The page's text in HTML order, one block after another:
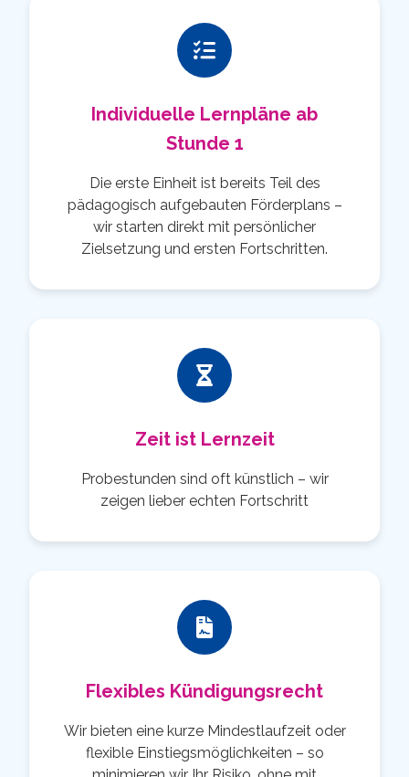
Individuelle Lernpläne ab
Stunde 1
Die erste Einheit ist bereits Teil des
pädagogisch aufgebauten Förderplans –
wir starten direkt mit persönlicher
Zielsetzung und ersten Fortschritten.
Zeit ist Lernzeit
Probestunden sind oft künstlich – wir
zeigen lieber echten Fortschritt
Flexibles Kündigungsrecht
Wir bieten eine kurze Mindestlaufzeit oder
flexible Einstiegsmöglichkeiten – so